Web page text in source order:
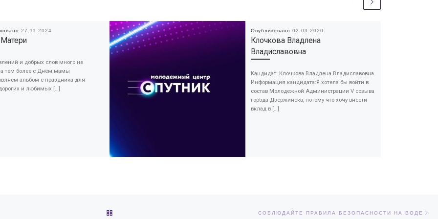
27.11.2024
и добрых слов много не
а тем более с Днём мамы
альбом с праздника для
и любимых […]
Опубликовано 02.03.2020
Клочкова Владлена
Владиславовна
Кандидат: Клочкова Владлена Владиславовна
Информация кандидата:Я хотела бы войти в
состав Молодежной Администрации V созыва
города Дзержинска, потому что хочу внести
вклад в […]
СОБЛЮДАЙТЕ ПРАВИЛА БЕЗОПАСНОСТИ НА ВОДЕ